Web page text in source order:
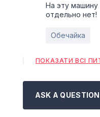
На эту машину
отдельно нет!
Обечайка
ПОКАЗАТИ ВСІ
ASK A QUESTION